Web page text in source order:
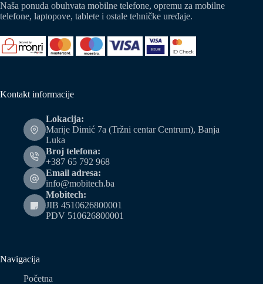
Naša ponuda obuhvata mobilne telefone, opremu za mobilne
telefone, laptopove, tablete i ostale tehničke uređaje.
Kontakt informacije
Lokacija:
Marije Dimić 7a (Tržni centar Centrum), Banja
Luka
Broj telefona:
+387 65 792 968
Email adresa:
info@mobitech.ba
Mobitech:
JIB 4510626800001
PDV 510626800001
Navigacija
Početna